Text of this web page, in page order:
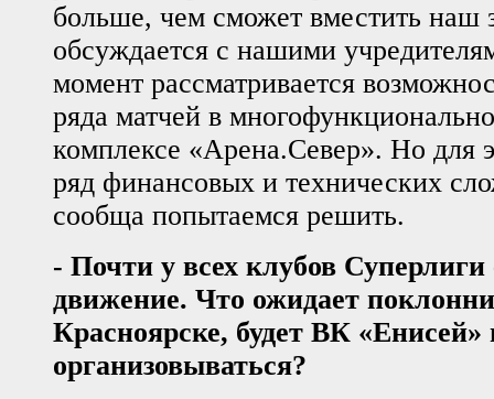
больше, чем сможет вместить наш
обсуждается с нашими
момент рассматривается
ряда матчей в
комплексе «Арена.Север». Но для
ряд финансовых и технических
сообща попытаемся решить.
- Почти у всех клубов Суперлиги
движение. Что ожидает
Красноярске, будет ВК
организовываться?